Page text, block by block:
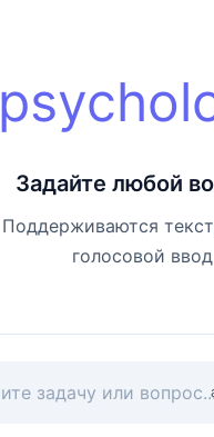
Задайте любой
Поддерживаются
голосовой ввод